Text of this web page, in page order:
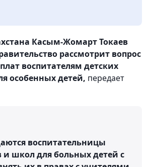
Касым-Жомарт Токаев
рассмотрит вопрос
воспитателям детских
особенных детей, передает
воспитательницы
и школ для больных детей с